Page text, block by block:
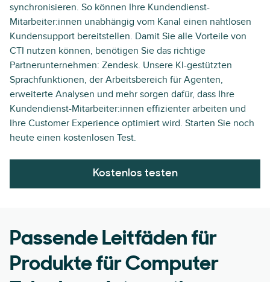
synchronisieren. So können Ihre Kundendienst-
Mitarbeiter:innen unabhängig vom Kanal einen nahtlosen
Kundensupport bereitstellen. Damit Sie alle Vorteile von
CTI nutzen können, benötigen Sie das richtige
Partnerunternehmen: Zendesk. Unsere KI-gestützten
Sprachfunktionen, der Arbeitsbereich für Agenten,
erweiterte Analysen und mehr sorgen dafür, dass Ihre
Kundendienst-Mitarbeiter:innen effizienter arbeiten und
Ihre Customer Experience optimiert wird. Starten Sie noch
heute einen kostenlosen Test.
Kostenlos testen
Passende Leitfäden für
Produkte für Computer